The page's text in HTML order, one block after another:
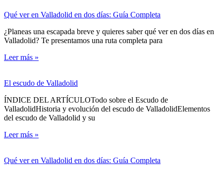
Qué ver en Valladolid en dos días: Guía Completa
¿Planeas una escapada breve y quieres saber qué ver en dos días en
Valladolid? Te presentamos una ruta completa para
Leer más »
El escudo de Valladolid
ÍNDICE DEL ARTÍCULOTodo sobre el Escudo de
ValladolidHistoria y evolución del escudo de ValladolidElementos
del escudo de Valladolid y su
Leer más »
Qué ver en Valladolid en dos días: Guía Completa